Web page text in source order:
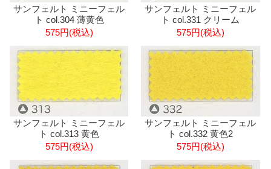
サンフェルト ミニーフェル
ト col.304 薄黄色
575円(税込)
サンフェルト ミニーフェル
ト col.331 クリーム
575円(税込)
サンフェルト ミニーフェル
ト col.313 黄色
575円(税込)
サンフェルト ミニーフェル
ト col.332 黄色2
575円(税込)